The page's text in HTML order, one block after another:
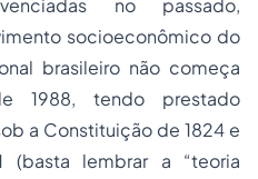
no passado,
socioeconômico do
brasileiro não começa
1988, tendo prestado
a Constituição de 1824 e
(basta lembrar a “teoria